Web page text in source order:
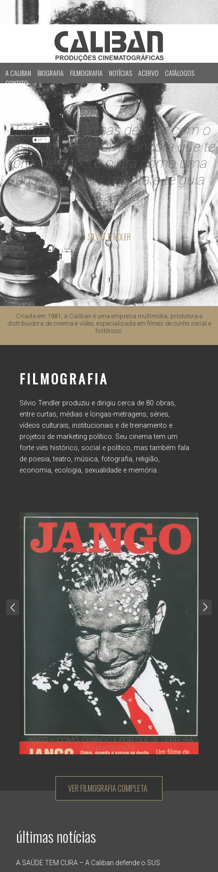
A CALIBAN BIOGRAFIA FILMOGRAFIA NOTÍCIAS ACERVO
CATÁLOGOS
CONTATO
“Tem duas formas de lidar com o
passado: uma como âncora que te
prende e fixa e outra como uma
bússula que te orienta e te guia
para a vida.”
SILVIO TENDLER
Criada em 1981, a Caliban é uma empresa multimídia, produtora e
distribuidora de cinema e vídeo, especializada em filmes de cunho social e
históricos.
FILMOGRAFIA
Silvio Tendler produziu e dirigiu cerca de 80 obras,
entre curtas, médias e longas-metragens, séries,
vídeos culturais, institucionais e de treinamento e
projetos de marketing político. Seu cinema tem um
forte viés histórico, social e político, mas também fala
de poesia, teatro, música, fotografia, religião,
economia, ecologia, sexualidade e memória.
JANGO – COMO, QUANDO E POR QUE SE DERRUBA
UM PRESIDENTE
VER FILMOGRAFIA COMPLETA
últimas notícias
A SAÚDE TEM CURA – A Caliban defende o SUS